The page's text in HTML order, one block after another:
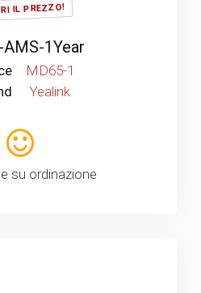
IL PREZZO!
1Year
MD65-1
Yealink
su ordinazione